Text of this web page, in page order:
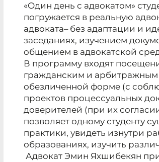
«Один день с адвокатом»
погружается в реальную
адвоката– без адаптации и
заседаниях, изучением
общением в адвокатской
В программу входят
гражданским и арбитражным
обезличенной форме (с
проектов процессуальных
доверителей (при их
позволяет одному студенту
практики, увидеть изнутри
образованиях, изучить
Адвокат Эмин Яхшибекян